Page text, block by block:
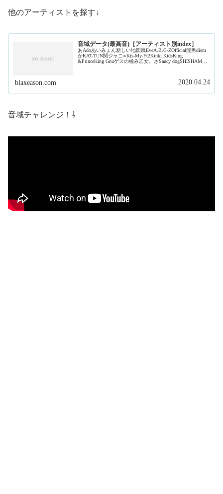
他のアーティストを探す↓
音域データ(最高音)［アーティスト別index］
あAdoあいみょん新しい地図嵐EveA.B.C-ZOfficial髭男dism
かKAT-TUN関ジャニ∞Kis-My-Ft2Kinki KidsKing
&PrinceKing Gnuゲスの極み乙女。さSaucy dogSHISHAMO
blaxeason.com 2020.04.24
音域チャレンジ！⇩